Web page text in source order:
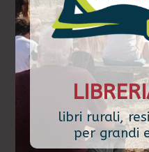
libri rurali,
per grandi